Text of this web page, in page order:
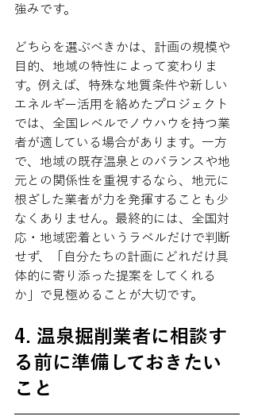
強みです。
どちらを選ぶべきかは、計画の規模や
目的、地域の特性によって変わりま
す。例えば、特殊な地質条件や新しい
エネルギー活用を絡めたプロジェクト
では、全国レベルでノウハウを持つ業
者が適している場合があります。一方
で、地域の既存温泉とのバランスや地
元との関係性を重視するなら、地元に
根ざした業者が力を発揮することも少
なくありません。最終的には、全国対
応・地域密着というラベルだけで判断
せず、「自分たちの計画にどれだけ具
体的に寄り添った提案をしてくれる
か」で見極めることが大切です。
4. 温泉掘削業者に相談す
る前に準備しておきたい
こと